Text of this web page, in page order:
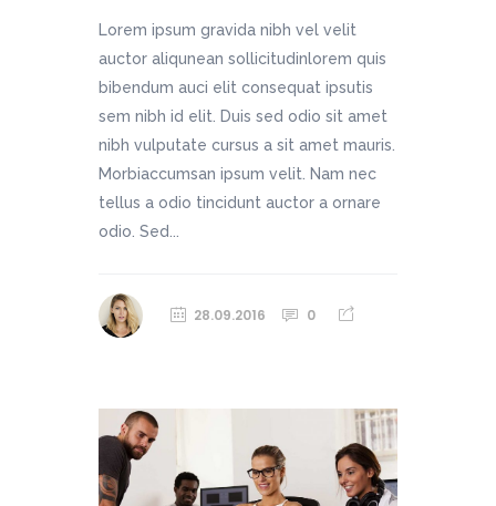
Lorem ipsum gravida nibh vel velit
auctor aliqunean sollicitudinlorem quis
bibendum auci elit consequat ipsutis
sem nibh id elit. Duis sed odio sit amet
nibh vulputate cursus a sit amet mauris.
Morbiaccumsan ipsum velit. Nam nec
tellus a odio tincidunt auctor a ornare
odio. Sed...
28.09.2016 0